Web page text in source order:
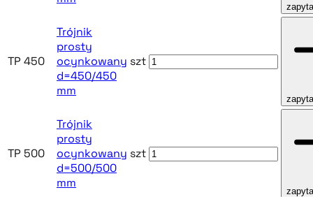
TP 450
Trójnik
prosty
ocynkowany
d=450/450
mm
szt
TP 500
Trójnik
prosty
ocynkowany
d=500/500
mm
szt